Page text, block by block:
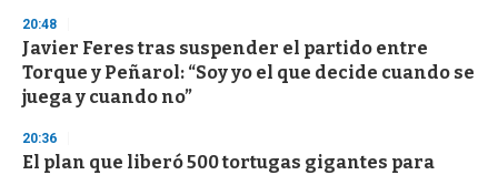
20:48
Javier Feres tras suspender el partido entre
Torque y Peñarol: “Soy yo el que decide cuando se
juega y cuando no”
20:36
El plan que liberó 500 tortugas gigantes para